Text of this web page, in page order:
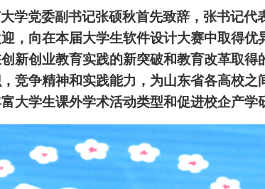
学党委副书记张硕秋首先致辞，张书记
，向在本届大学生软件设计大赛中取得
新创业教育实践的新突破和教育改革取
竞争精神和实践能力，为山东省各高校
大学生课外学术活动类型和促进校企产学